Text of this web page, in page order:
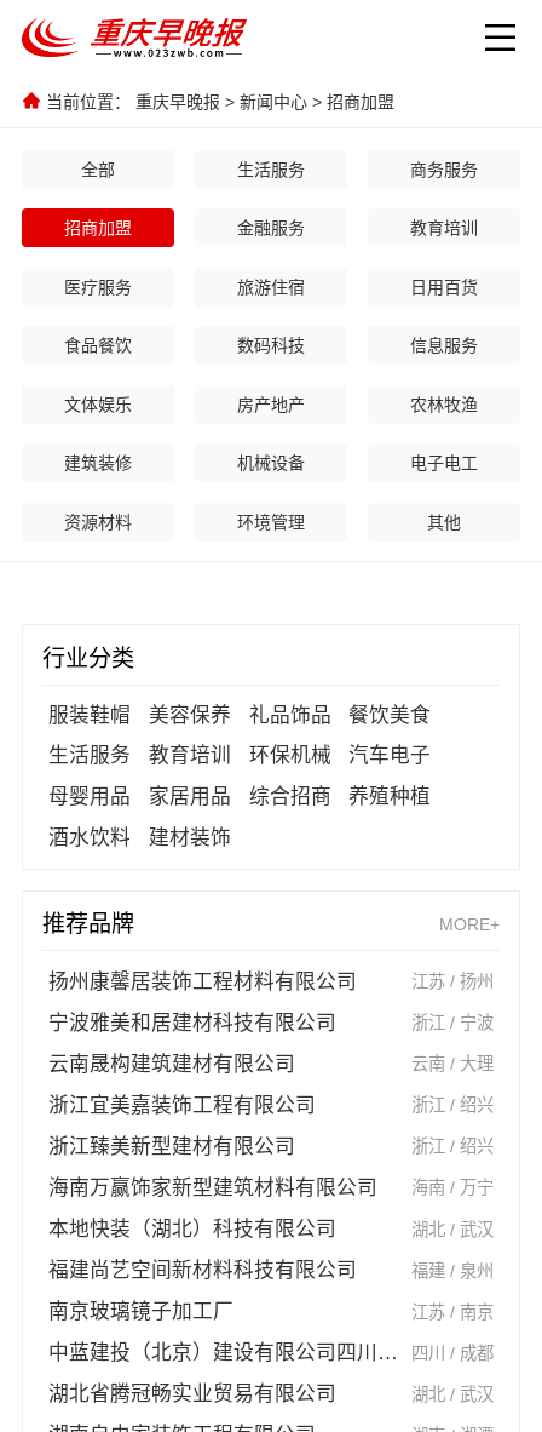
当前位置： 重庆早晚报 > 新闻中心 > 招商加盟
全部 生活服务 商务服务
招商加盟 金融服务 教育培训
医疗服务 旅游住宿 日用百货
食品餐饮 数码科技 信息服务
文体娱乐 房产地产 农林牧渔
建筑装修 机械设备 电子电工
资源材料 环境管理 其他
行业分类
服装鞋帽 美容保养 礼品饰品
餐饮美食
生活服务
教育培训 环保机械
汽车电子
母婴用品
家居用品 综合招商
养殖种植
酒水饮料
建材装饰
推荐品牌 MORE+
扬州康馨居装饰工程材料有限公司 江苏 / 扬州
宁波雅美和居建材科技有限公司 浙江 / 宁波
云南晟构建筑建材有限公司 云南 / 大理
浙江宜美嘉装饰工程有限公司 浙江 / 绍兴
浙江臻美新型建材有限公司 浙江 / 绍兴
海南万赢饰家新型建筑材料有限公司 海南 / 万宁
本地快装（湖北）科技有限公司 湖北 / 武汉
福建尚艺空间新材料科技有限公司 福建 / 泉州
南京玻璃镜子加工厂 江苏 / 南京
中蓝建投（北京）建设有限公司四川第一分公司 四川 / 成都
湖北省腾冠畅实业贸易有限公司 湖北 / 武汉